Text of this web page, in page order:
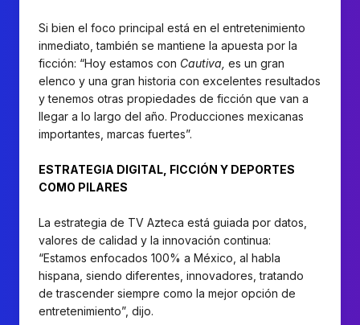
Si bien el foco principal está en el entretenimiento
inmediato, también se mantiene la apuesta por la
ficción: “Hoy estamos con Cautiva, es un gran
elenco y una gran historia con excelentes resultados
y tenemos otras propiedades de ficción que van a
llegar a lo largo del año. Producciones mexicanas
importantes, marcas fuertes”.
ESTRATEGIA DIGITAL, FICCIÓN Y DEPORTES
COMO PILARES
La estrategia de TV Azteca está guiada por datos,
valores de calidad y la innovación continua:
“Estamos enfocados 100% a México, al habla
hispana, siendo diferentes, innovadores, tratando
de trascender siempre como la mejor opción de
entretenimiento”, dijo.